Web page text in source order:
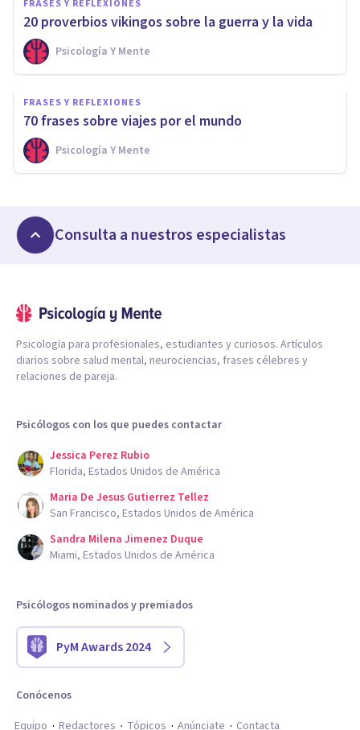
FRASES Y REFLEXIONES
20 proverbios vikingos sobre la guerra y la vida
Psicología Y Mente
FRASES Y REFLEXIONES
70 frases sobre viajes por el mundo
Psicología Y Mente
Consulta a nuestros especialistas
Psicología para profesionales, estudiantes y curiosos. Artículos
diarios sobre salud mental, neurociencias, frases célebres y
relaciones de pareja.
Psicólogos con los que puedes contactar
Jessica Perez Rubio
Florida, Estados Unidos de América
Maria De Jesus Gutierrez Tellez
San Francisco, Estados Unidos de América
Sandra Milena Jimenez Duque
Miami, Estados Unidos de América
Psicólogos nominados y premiados
PyM Awards 2024
Conócenos
Equipo
Redactores Tópicos Anúnciate Contacta